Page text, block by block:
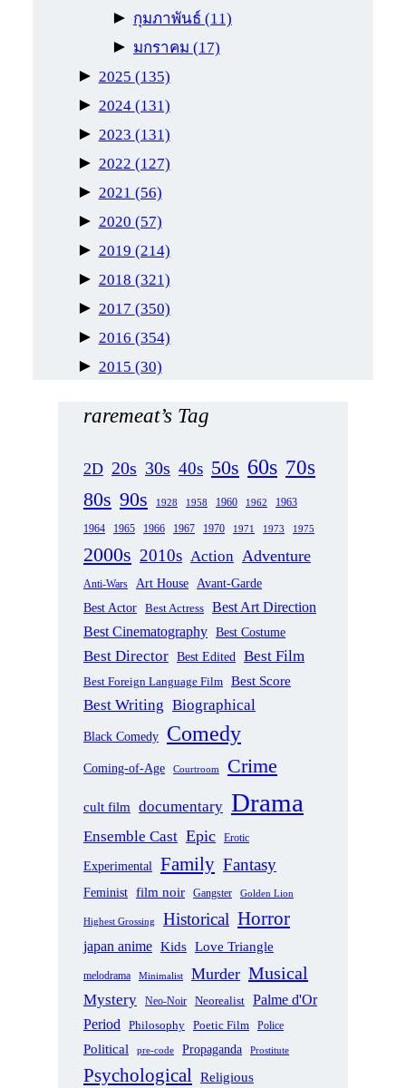
► กุมภาพันธ์ (11)
► มกราคม (17)
► 2025 (135)
► 2024 (131)
► 2023 (131)
► 2022 (127)
► 2021 (56)
► 2020 (57)
► 2019 (214)
► 2018 (321)
► 2017 (350)
► 2016 (354)
► 2015 (30)
raremeat’s Tag
2D 20s 30s 40s 50s 60s 70s
80s 90s 1928 1958 1960 1962 1963
1964 1965 1966 1967 1970 1971 1973 1975
2000s 2010s Action Adventure
Anti-Wars Art House
Avant-Garde
Best Actor Best Actress Best Art Direction
Best Cinematography Best Costume
Best Director Best Edited Best Film
Best Foreign Language Film Best Score
Best Writing Biographical
Black Comedy Comedy
Coming-of-Age Courtroom Crime
cult film documentary Drama
Ensemble Cast Epic Erotic
Experimental Family Fantasy
Feminist film noir Gangster Golden Lion
Highest Grossing Historical Horror
japan anime Kids Love Triangle
melodrama Minimalist Murder Musical
Mystery Neo-Noir Neorealist Palme d'Or
Period Philosophy Poetic Film Police
Political pre-code Propaganda Prostitute
Psychological Religious